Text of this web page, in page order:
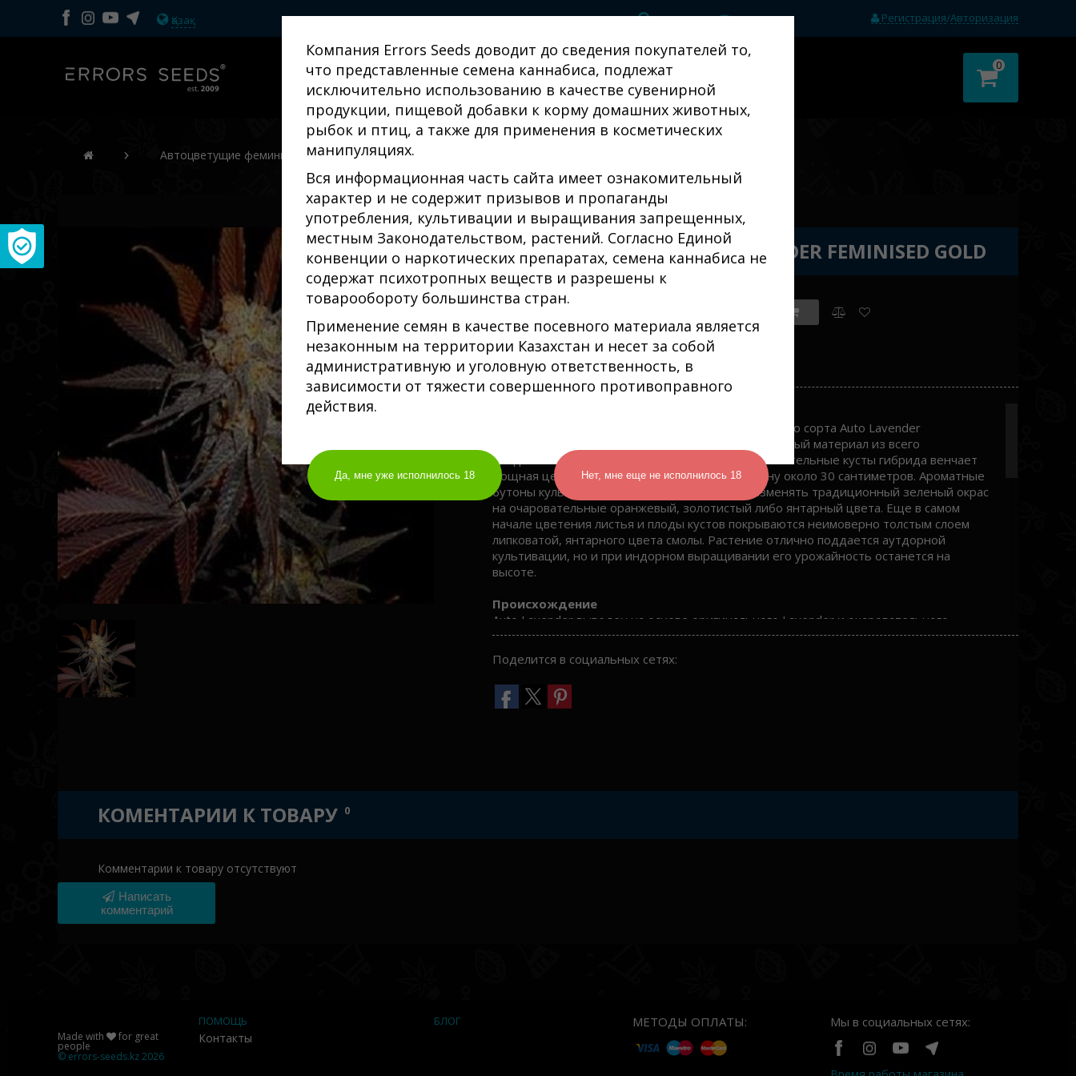
Қазақ (0) Регистрация/Авторизация
0
Компания Errors Seeds доводит до сведения покупателей то,
что представленные семена каннабиса, подлежат
исключительно использованию в качестве сувенирной
продукции, пищевой добавки к корму домашних животных,
рыбок и птиц, а также для применения в косметических
манипуляциях.
Вся информационная часть сайта имеет ознакомительный
характер и не содержит призывов и пропаганды
употребления, культивации и выращивания запрещенных,
местным Законодательством, растений. Согласно Единой
конвенции о наркотических препаратах, семена каннабиса не
содержат психотропных веществ и разрешены к
товарообороту большинства стран.
Применение семян в качестве посевного материала является
незаконным на территории Казахстан и несет за собой
административную и уголовную ответственность, в
зависимости от тяжести совершенного противоправного
действия.
Да, мне уже исполнилось 18 Нет, мне еще не исполнилось 18
Автоцветущие феминизированные семена конопли
СЕМЕНА СОРТА AUTO LAVENDER FEMINISED GOLD
₸1677.00
Производитель: Errors Seeds Gold
Феминизированные семена конопли автоцветущего сорта Auto Lavender
представляют собой самый качественный посадочный материал из всего
представленного на рынке каннабисовых. Очаровательные кусты гибрида венчает
мощная центральная кола, достигающая в длину около 30 сантиметров. Ароматные
бутоны культуры по мере созревания могут изменять традиционный зеленый окрас
на очаровательные оранжевый, золотистый либо янтарный цвета. Еще в самом
начале цветения листья и плоды кустов покрываются неимоверно толстым слоем
липковатой, янтарного цвета смолы. Растение отлично поддается аутдорной
культивации, но и при индорном выращивании его урожайность останется на
высоте.
Происхождение
Auto Lavender выведен на основе оригинального Lavender и очаровательного
Lowryder#2. В составе гибрида доминируют мощные индичные гены, что
прослеживается в структуре кустов автоцвета. Культура производит высокие
энергичные стабильные всходы. На верхушке куста формируется главная кола,
выделяющаяся на фоне относительно толстых боковых ответвлений. Растение
продуцирует море высококачественной смолы. Феминизированные семена конопли
Поделится в социальных сетях:
КОМЕНТАРИИ К ТОВАРУ 0
Комментарии к товару отсутствуют
Написать
комментарий
Made with for great
people
© errors-seeds.kz2026
ПОМОЩЬ
Контакты
БЛОГ МЕТОДЫ ОПЛАТЫ: Мы в социальных сетях: